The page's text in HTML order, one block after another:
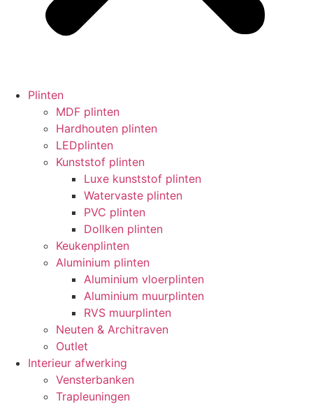
Plinten
MDF plinten
Hardhouten plinten
LEDplinten
Kunststof plinten
Luxe kunststof plinten
Watervaste plinten
PVC plinten
Dollken plinten
Keukenplinten
Aluminium plinten
Aluminium vloerplinten
Aluminium muurplinten
RVS muurplinten
Neuten & Architraven
Outlet
Interieur afwerking
Vensterbanken
Trapleuningen